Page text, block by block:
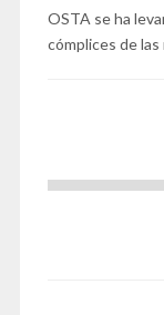
OSTA se ha
cómplices de